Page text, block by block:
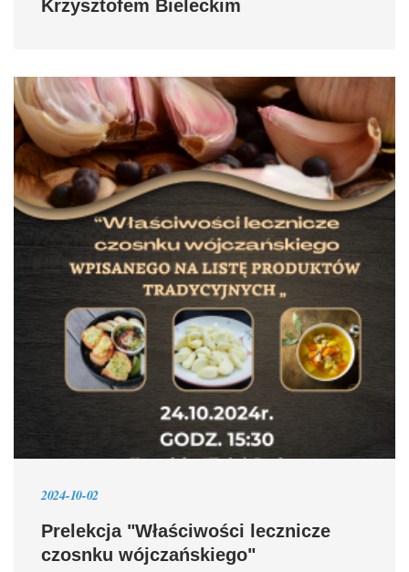
Krzysztofem Bieleckim
2024-10-02
Prelekcja "Właściwości lecznicze
czosnku wójczańskiego"